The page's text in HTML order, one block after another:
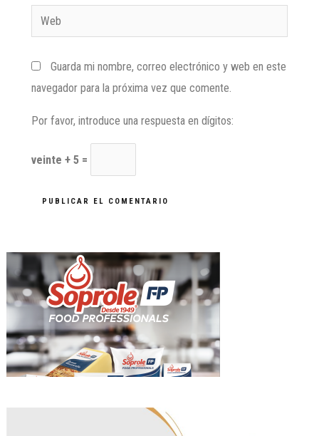
Guarda mi nombre, correo electrónico y web en este
navegador para la próxima vez que comente.
Por favor, introduce una respuesta en dígitos:
veinte + 5 =